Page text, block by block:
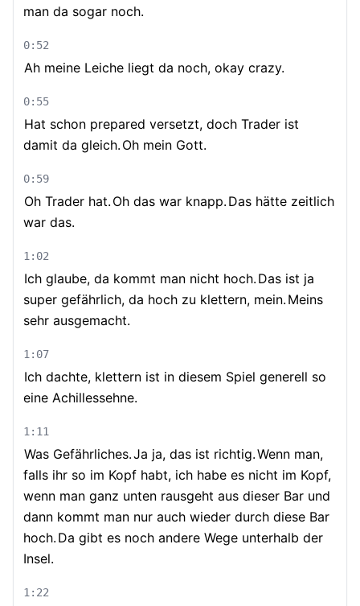
man da sogar noch.
0:52
Ah meine Leiche liegt da noch, okay crazy.
0:55
Hat schon prepared versetzt, doch Trader ist
damit da gleich. Oh mein Gott.
0:59
Oh Trader hat. Oh das war knapp. Das hätte zeitlich
war das.
1:02
Ich glaube, da kommt man nicht hoch. Das ist ja
super gefährlich, da hoch zu klettern, mein. Meins
sehr ausgemacht.
1:07
Ich dachte, klettern ist in diesem Spiel generell so
eine Achillessehne.
1:11
Was Gefährliches.Ja ja, das ist richtig.Wenn man,
falls ihr so im Kopf habt, ich habe es nicht im Kopf,
wenn man ganz unten rausgeht aus dieser Bar und
dann kommt man nur auch wieder durch diese Bar
hoch. Da gibt es noch andere Wege unterhalb der
Insel.
1:22